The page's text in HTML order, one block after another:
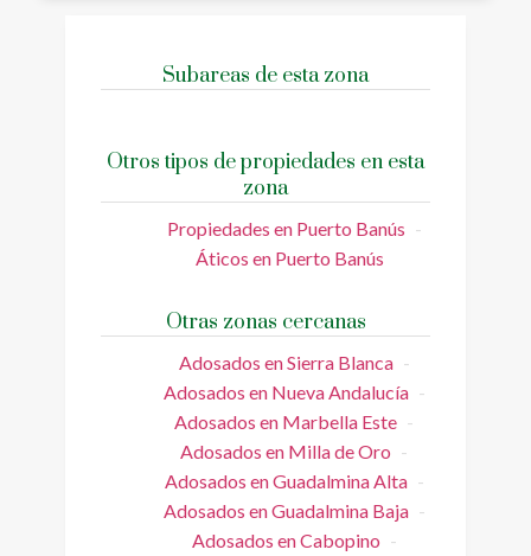
Subareas de esta zona
Otros tipos de propiedades en esta
zona
Propiedades en Puerto Banús
Áticos en Puerto Banús
Otras zonas cercanas
Adosados en Sierra Blanca
Adosados en Nueva Andalucía
Adosados en Marbella Este
Adosados en Milla de Oro
Adosados en Guadalmina Alta
Adosados en Guadalmina Baja
Adosados en Cabopino